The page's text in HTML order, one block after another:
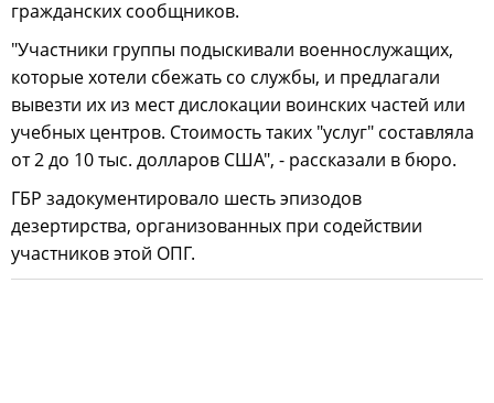
гражданских сообщников.
"Участники группы подыскивали военнослужащих,
которые хотели сбежать со службы, и предлагали
вывезти их из мест дислокации воинских частей или
учебных центров. Стоимость таких "услуг" составляла
от 2 до 10 тыс. долларов США", - рассказали в бюро.
ГБР задокументировало шесть эпизодов
дезертирства, организованных при содействии
участников этой ОПГ.